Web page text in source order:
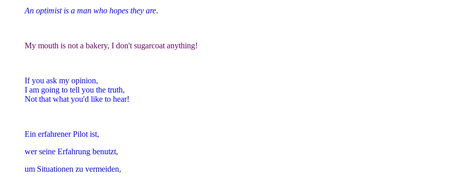
An optimist is a man who hopes they are.
My mouth is not a bakery, I don't sugarcoat anything!
If you ask my opinion,
I am going to tell you the truth,
Not that what you'd like to hear!
Ein erfahrener Pilot ist,
wer seine Erfahrung benutzt,
um Situationen zu vermeiden,